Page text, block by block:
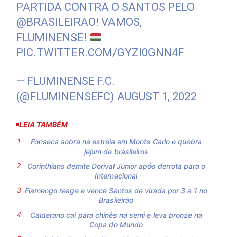
PARTIDA CONTRA O SANTOS PELO
@BRASILEIRAO! VAMOS,
FLUMINENSE!
PIC.TWITTER.COM/GYZI0GNN4F
— FLUMINENSE F.C.
(@FLUMINENSEFC)AUGUST 1, 2022
LEIA TAMBÉM
Fonseca sobra na estreia em Monte Carlo e quebra
jejum de brasileiros
Corinthians demite Dorival Júnior após derrota para o
Internacional
Flamengo reage e vence Santos de virada por 3 a 1 no
Brasileirão
Calderano cai para chinês na semi e leva bronze na
Copa do Mundo